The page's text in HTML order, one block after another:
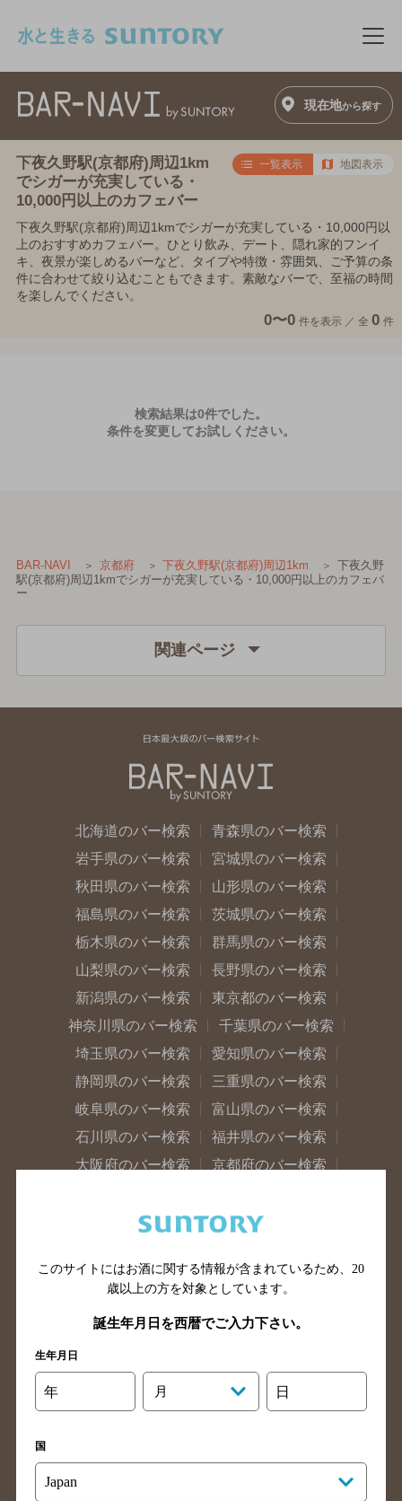
メ
現在地から探す
下夜久野駅(京都府)周辺1km
でシガーが充実している・
10,000円以上のカフェバー
一覧表示 地図表示
下夜久野駅(京都府)周辺1kmでシガーが充実している・10,000円以
上のおすすめカフェバー。ひとり飲み、デート、隠れ家的フンイ
キ、夜景が楽しめるバーなど、タイプや特徴・雰囲気、ご予算の条
件に合わせて絞り込むこともできます。素敵なバーで、至福の時間
を楽しんでください。
0〜0 件を表示 ／ 全 0 件
検索結果は0件でした。
条件を変更してお試しください。
BAR-NAVI 京都府 下夜久野駅(京都府)周辺1km
下夜久野
駅(京都府)周辺1kmでシガーが充実している・10,000円以上のカフェバ
ー
関連ページ
北海道のバー検索
青森県のバー検索
岩手県のバー検索
宮城県のバー検索
秋田県のバー検索
山形県のバー検索
福島県のバー検索
茨城県のバー検索
栃木県のバー検索
群馬県のバー検索
山梨県のバー検索
長野県のバー検索
新潟県のバー検索
東京都のバー検索
神奈川県のバー検索
千葉県のバー検索
埼玉県のバー検索
愛知県のバー検索
静岡県のバー検索
三重県のバー検索
岐阜県のバー検索
富山県のバー検索
石川県のバー検索
福井県のバー検索
大阪府のバー検索
京都府のバー検索
滋賀県のバー検索
和歌山県のバー検索
山口県のバー検索
鳥取県のバー検索
香川県のバー検索
愛媛県のバー検索
高知県のバー検索
長崎県のバー検索
佐賀県のバー検索
大分県のバー検索
熊本県のバー検索
このサイトにはお酒に関する情報が含まれているため、 20
歳以上の方を対象としています。
誕生年月日を西暦でご入力下さい。
生年月日
年 月 日
国